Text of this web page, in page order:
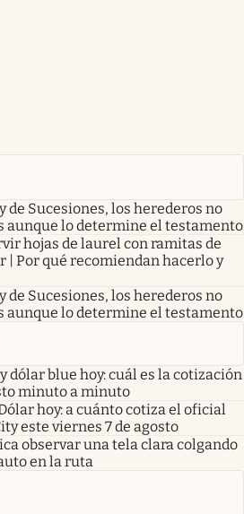
de Sucesiones, los herederos no
aunque lo determine el testamento
hojas de laurel con ramitas de
| Por qué recomiendan hacerlo y
de Sucesiones, los herederos no
aunque lo determine el testamento
dólar blue hoy: cuál es la cotización
minuto a minuto
hoy: a cuánto cotiza el oficial
este viernes 7 de agosto
observar una tela clara colgando
en la ruta